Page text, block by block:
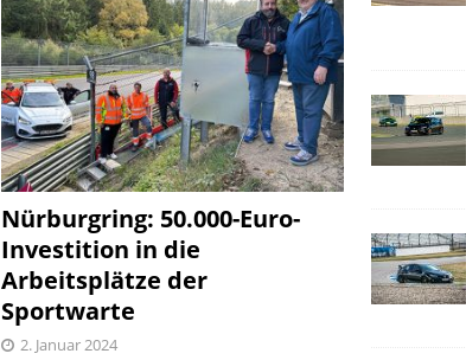
Nürburgring: 50.000-Euro-
Investition in die
Arbeitsplätze der
Sportwarte
2. Januar 2024